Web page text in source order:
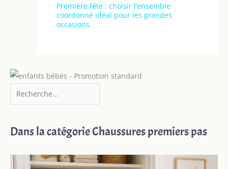
Première fête : choisir l’ensemble
coordonné idéal pour les grandes
occasions
Dans la catégorie Chaussures premiers pas